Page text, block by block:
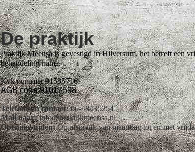
De praktijk
Praktijk Meensa is gevestigd in Hilversum, het betreft een
behandeling name.
Kvk nummer 91585716
AGB code 91017598
Telefonisch contact:06-48435254
Mail naar:info@praktijkmeensa.nl
Openingstijden:Op afspraak van maandag tot en met